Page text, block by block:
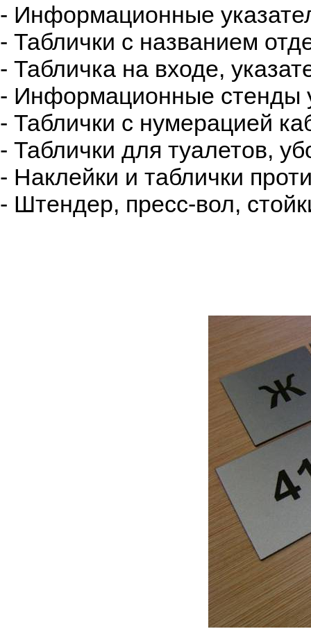
- Информационные
- Таблички с названием
- Табличка на входе,
- Информационные стенды
- Таблички с нумерацией
- Таблички для туалетов,
- Наклейки и таблички
- Штендер, пресс-вол,